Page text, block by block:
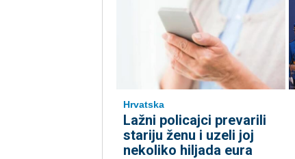
Hrvatska
Lažni policajci prevarili
stariju ženu i uzeli joj
nekoliko hiljada eura